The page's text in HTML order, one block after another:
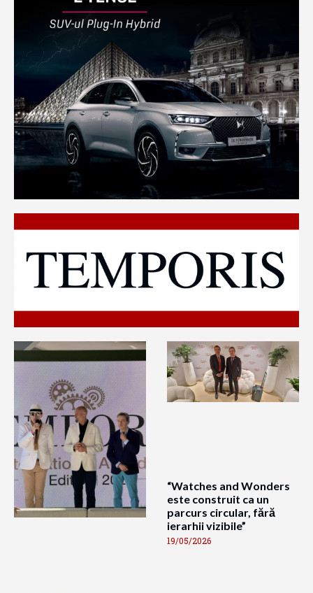
“Watches and Wonders
este construit ca un
parcurs circular, fără
ierarhii vizibile”
19/05/2026